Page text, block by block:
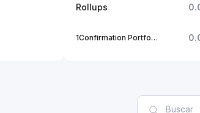
Rollups
1Confirmation Portfolio